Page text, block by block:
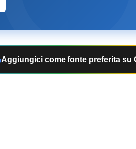
Aggiungici come fonte preferita su